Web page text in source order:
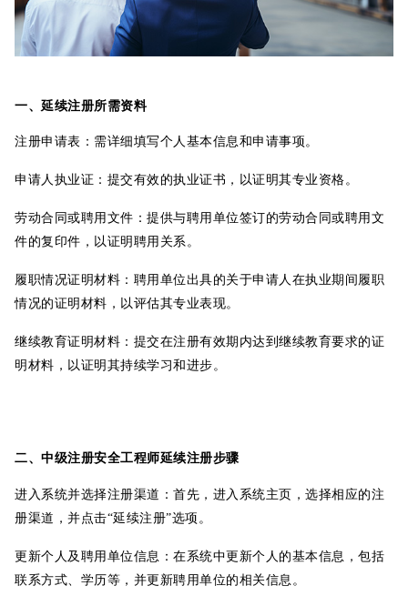
一、延续注册所需资料
注册申请表：需详细填写个人基本信息和申请事项。
申请人执业证：提交有效的执业证书，以证明其专业资格。
劳动合同或聘用文件：提供与聘用单位签订的劳动合同或聘用文
件的复印件，以证明聘用关系。
履职情况证明材料：聘用单位出具的关于申请人在执业期间履职
情况的证明材料，以评估其专业表现。
继续教育证明材料：提交在注册有效期内达到继续教育要求的证
明材料，以证明其持续学习和进步。
二、中级注册安全工程师延续注册步骤
进入系统并选择注册渠道：首先，进入系统主页，选择相应的注
册渠道，并点击“延续注册”选项。
更新个人及聘用单位信息：在系统中更新个人的基本信息，包括
联系方式、学历等，并更新聘用单位的相关信息。